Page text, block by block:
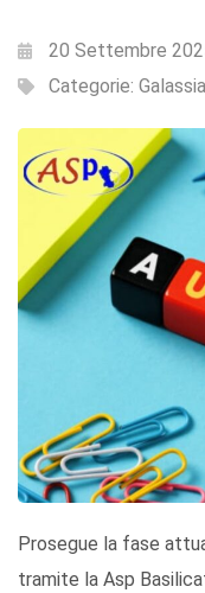
20 Settembre
Categorie:
Prosegue la fase
tramite la Asp